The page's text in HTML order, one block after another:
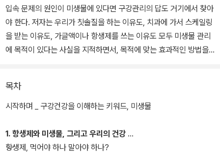
입속 문제의 원인이 미생물에 있다면 구강관리의 답도 거기에서 찾아
야 한다. 저자는 우리가 칫솔질을 하는 이유도, 치과에 가서 스케일링
을 받는 이유도, 가글액이나 항생제를 쓰는 이유도 모두 미생물 관리
에 목적이 있다는 사실을 지적하면서, 목적에 맞는 효과적인 방법을
과학적 기술의 진보와 더불어 시작된 미생물에 대한 이해는 구강질환
놓고 있다. 심지어 칫솔질까지 바꾸어놓았다. 이 책은 우리 입속에 사
는 미생물에 대한 이야기에서 100세 건강을 위한 구강관리법을 상세
목차
시작하며 _ 구강건강을 이해하는 키워드, 미생물
1. 항생제와 미생물, 그리고 우리의 건강
항생제, 먹어야 하나 말아야 하나?